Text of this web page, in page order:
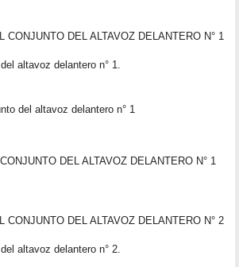
CONJUNTO DEL ALTAVOZ DELANTERO N° 1
altavoz delantero n° 1.
del altavoz delantero n° 1
DEL ALTAVOZ DELANTERO N° 1
CONJUNTO DEL ALTAVOZ DELANTERO N° 2
altavoz delantero n° 2.